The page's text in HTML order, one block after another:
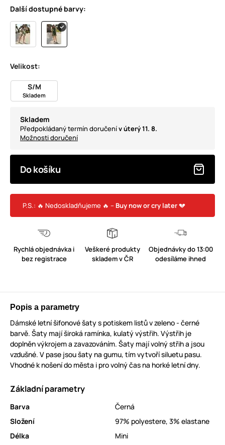
Další dostupné barvy:
Velikost:
S/M
Skladem
Skladem
Předpokládaný termín doručenív úterý 11. 8.
Možnosti doručení
Do košíku
P.S.: 🔥 Nedoskladňujeme 🔥 – Buy now or cry later💔
Rychlá objednávka i
bez registrace
Veškeré produkty
skladem v ČR
Objednávky do 13:00
odesíláme ihned
Popis a parametry
Dámské letní šifonové šaty s potiskem listů v zeleno - černé
barvě. Šaty mají široká ramínka, kulatý výstřih. Výstřih je
doplněn výkrojem a zavazováním. Šaty mají volný střih a jsou
vzdušné. V pase jsou šaty na gumu, tím vytvoří siluetu pasu.
Vhodné k nošení do města i pro volný čas na horké letní dny.
Základní parametry
Barva
Černá
Složení
97% polyestere, 3% elastane
Délka
Mini